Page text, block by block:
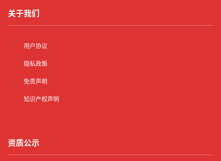
关于我们
用户协议
隐私政策
免责声明
知识产权声明
资质公示